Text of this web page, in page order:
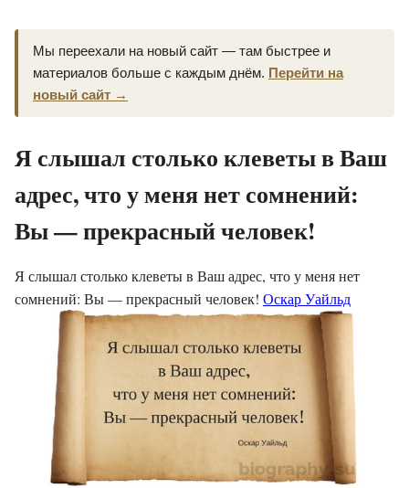
Мы переехали на новый сайт — там быстрее и
материалов больше с каждым днём. Перейти на
новый сайт →
Я слышал столько клеветы в Ваш
адрес, что у меня нет сомнений:
Вы — прекрасный человек!
Я слышал столько клеветы в Ваш адрес, что у меня нет
сомнений: Вы — прекрасный человек! Оскар Уайльд